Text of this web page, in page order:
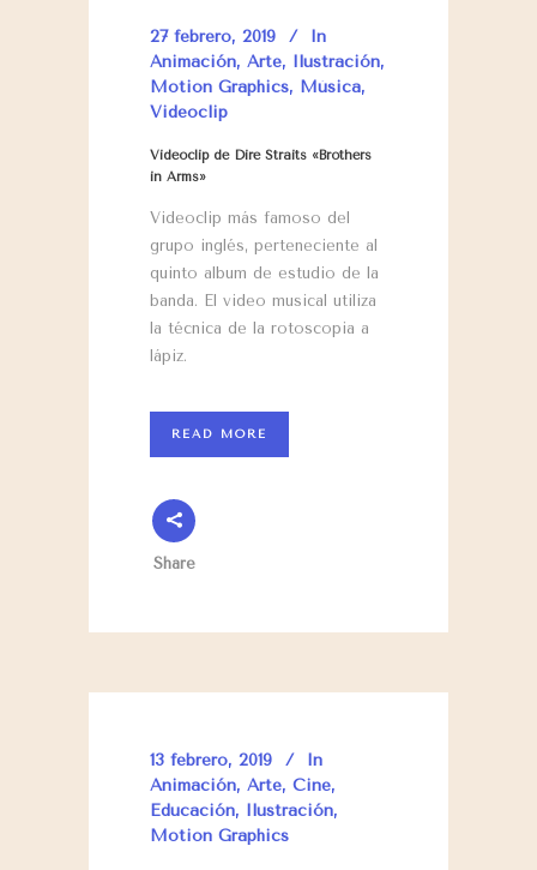
27 febrero, 2019
In
Animación, Arte, Ilustración,
Motion Graphics, Música,
Videoclip
Videoclip de Dire Straits «Brothers
in Arms»
Videoclip más famoso del
grupo inglés, perteneciente al
quinto album de estudio de la
banda. El video musical utiliza
la técnica de la rotoscopia a
lápiz.
READ MORE
Share
13 febrero, 2019
In
Animación, Arte, Cine,
Educación, Ilustración,
Motion Graphics